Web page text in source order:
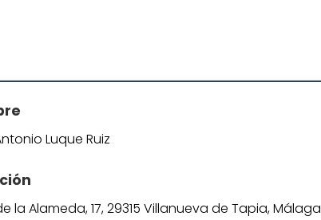
Luque Ruiz
la Alameda, 17, 29315 Villanueva de Tapia, Málaga